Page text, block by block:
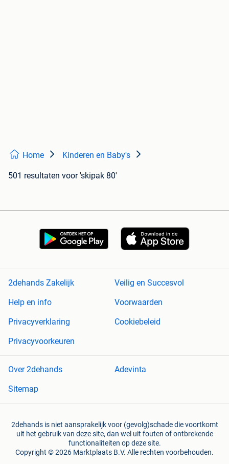
Home Kinderen en Baby's
501 resultaten voor 'skipak 80'
2dehands Zakelijk
Veilig en Succesvol
Help en info
Voorwaarden
Privacyverklaring
Cookiebeleid
Privacyvoorkeuren
Over 2dehands
Adevinta
Sitemap
2dehands is niet aansprakelijk voor (gevolg)schade die voortkomt
uit het gebruik van deze site, dan wel uit fouten of ontbrekende
functionaliteiten op deze site.
Copyright © 2026 Marktplaats B.V. Alle rechten voorbehouden.